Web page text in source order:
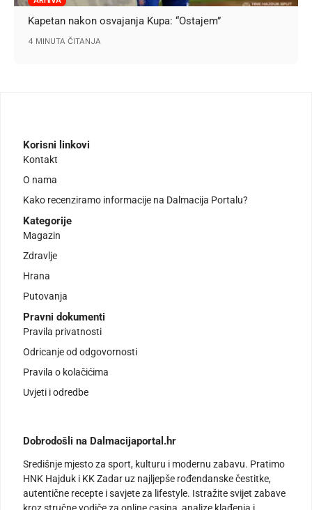
Kapetan nakon osvajanja Kupa: “Ostajem”
4 MINUTA ČITANJA
Korisni linkovi
Kontakt
O nama
Kako recenziramo informacije na Dalmacija Portalu?
Kategorije
Magazin
Zdravlje
Hrana
Putovanja
Pravni dokumenti
Pravila privatnosti
Odricanje od odgovornosti
Pravila o kolačićima
Uvjeti i odredbe
Dobrodošli na Dalmacijaportal.hr
Središnje mjesto za sport, kulturu i modernu zabavu. Pratimo
HNK Hajduk i KK Zadar uz najljepše rođendanske čestitke,
autentične recepte i savjete za lifestyle. Istražite svijet zabave